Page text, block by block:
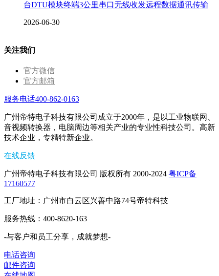
台DTU模块终端3公里串口无线收发远程数据通讯传输
2026-06-30
关注我们
官方微信
官方邮箱
服务电话400-862-0163
广州帝特电子科技有限公司成立于2000年，是以工业物联网、
音视频转换器，电脑周边等相关产业的专业性科技公司。高新
技术企业，专精特新企业。
在线反馈
广州帝特电子科技有限公司 版权所有 2000-2024 粤ICP备
17160577
工厂地址：广州市白云区兴善中路74号帝特科技
服务热线：400-8620-163
-与客户和员工分享，成就梦想-
电话咨询
邮件咨询